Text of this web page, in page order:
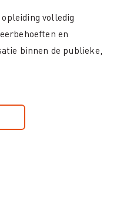
volledig
en
binnen de publieke,